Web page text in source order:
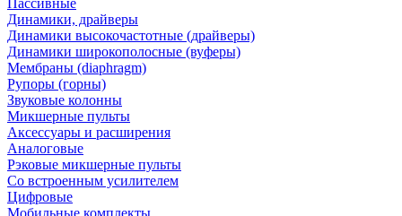
Пассивные
Динамики, драйверы
Динамики высокочастотные (драйверы)
Динамики широкополосные (вуферы)
Мембраны (diaphragm)
Рупоры (горны)
Звуковые колонны
Микшерные пульты
Аксессуары и расширения
Аналоговые
Рэковые микшерные пульты
Со встроенным усилителем
Цифровые
Мобильные комплекты